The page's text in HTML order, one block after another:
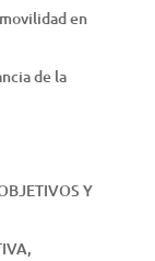
en
de la
Y